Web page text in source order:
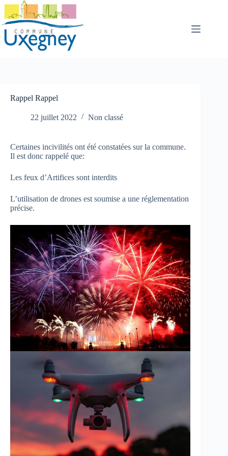
Passer
contenu
Rappel Rappel
22 juillet 2022 Non classé
Certaines incivilités ont été constatées sur la commune.
Il est donc rappelé que:
Les feux d’Artifices sont interdits
L’utilisation de drones est soumise a une réglementation
précise.